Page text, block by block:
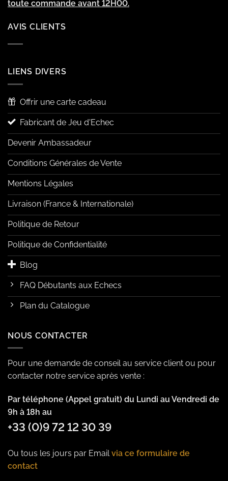
toute commande avant 12H00.
AVIS CLIENTS
LIENS DIVERS
Offrir une carte cadeau
Fabricant de Jeu d'Echec
Devenir Ambassadeur
Conditions Générales de Vente
Mentions Légales
Livraison (France & Internationale)
Politique de Retour
Politique de Confidentialité
Blog
FAQ Débutants aux Echecs
Plan du Catalogue
NOUS CONTACTER
Pour une demande de conseil au service client ou pour
contacter notre service après vente :
Par téléphone (Appel gratuit) du Lundi au Vendredi de
9h à 18h au
+33 (0)9 72 12 30 39
Ou tous les jours par Emailvia ce formulaire de
contact